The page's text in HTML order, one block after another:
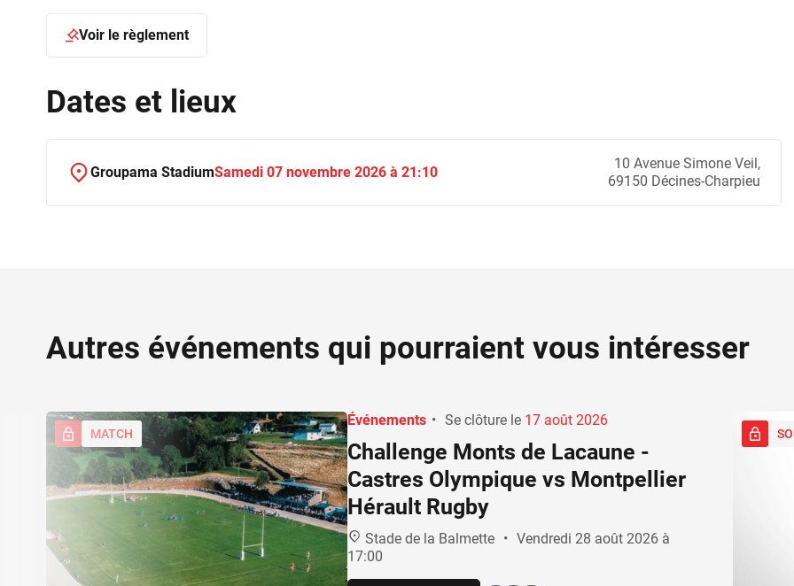
Voir le règlement
Dates et lieux
Groupama Stadium
10 Avenue Simone Veil,
69150 Décines-Charpieu
Samedi 07 novembre 2026 à 21:10
Autres événements qui pourraient vous intéresser
MATCH
Événements • Se clôture le 17 août 2026
Challenge Monts de Lacaune -
Castres Olympique vs Montpellier
Hérault Rugby
Stade de la Balmette • Vendredi 28 août 2026 à
17:00